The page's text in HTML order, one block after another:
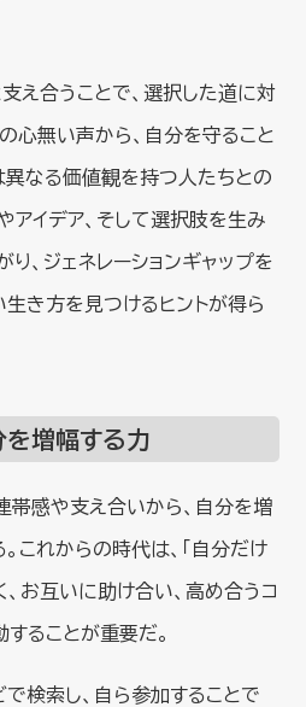
え合うことで、選択した道に対
心無い声から、自分を守ること
異なる価値観を持つ人たちとの
アイデア、そして選択肢を生み
、ジェネレーションギャップを
生き方を見つけるヒントが得ら
を増幅する力
帯感や支え合いから、自分を増
これからの時代は、「自分だけ
、お互いに助け合い、高め合うコ
ることが重要だ。
で検索し、自ら参加することで